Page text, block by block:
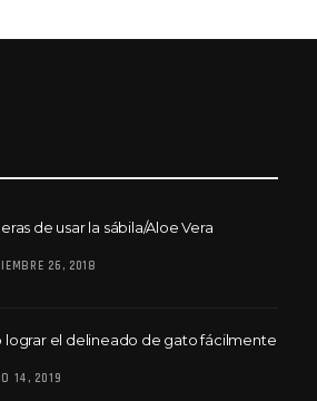
de usar la sábila/Aloe Vera
26, 2018
lograr el delineado de gato fácilmente
14, 2019